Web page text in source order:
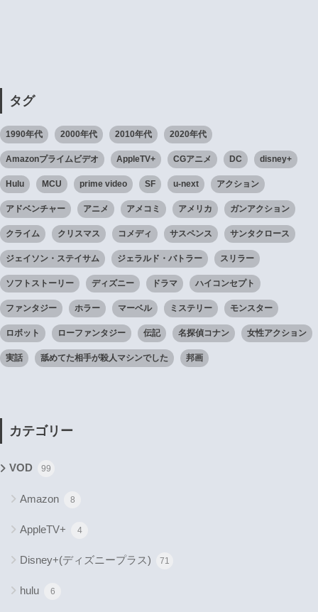
タグ
1990年代 2000年代 2010年代 2020年代
Amazonプライムビデオ AppleTV+ CGアニメ DC disney+
Hulu MCU prime video SF u-next アクション
アドベンチャー アニメ アメコミ アメリカ ガンアクション
クライム クリスマス コメディ サスペンス サンタクロース
ジェイソン・ステイサム ジェラルド・バトラー スリラー
ソフトストーリー ディズニー ドラマ ハイコンセプト
ファンタジー ホラー マーベル ミステリー モンスター
ロボット ローファンタジー 伝記 名探偵コナン 女性アクション
実話 舐めてた相手が殺人マシンでした 邦画
カテゴリー
VOD 99
Amazon 8
AppleTV+ 4
Disney+(ディズニープラス) 71
hulu 6